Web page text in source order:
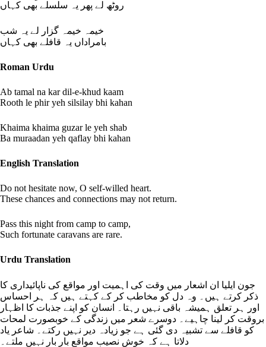
روٹھ لے پھر یہ سلسلے بھی کہاں
خیمہ خیمہ گزار لے یہ شب
بامراداں یہ قافلے بھی کہاں
Roman Urdu
Ab tamal na kar dil-e-khud kaam
Rooth le phir yeh silsilay bhi kahan
Khaima khaima guzar le yeh shab
Ba muraadan yeh qaflay bhi kahan
English Translation
Do not hesitate now, O self-willed heart.
These chances and connections may not return.
Pass this night from camp to camp,
Such fortunate caravans are rare.
Urdu Translation
جون ایلیا ان اشعار میں وقت کی اہمیت اور مواقع کی ناپائیداری کا
ذکر کرتے ہیں۔ وہ دل کو مخاطب کر کے کہتے ہیں کہ ہر احساس
اور ہر تعلق ہمیشہ باقی نہیں رہتا۔ انسان کو اپنے جذبات کا اظہار
بروقت کر لینا چاہیے۔ دوسرے شعر میں زندگی کے خوبصورت لمحات
کو قافلے سے تشبیہ دی گئی ہے جو زیادہ دیر نہیں رکتے۔ شاعر یاد
دلاتا ہے کہ خوش نصیب مواقع بار بار نہیں ملتے۔